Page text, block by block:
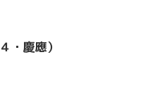
・慶應）